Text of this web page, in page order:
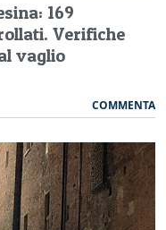
169
Verifiche
vaglio
COMMENTA